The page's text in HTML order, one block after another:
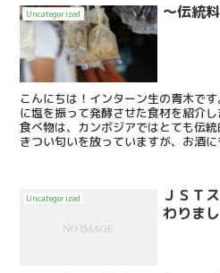
Uncategorized ～伝統
こんにちは！インターン生の青木で
に塩を振って発酵させた食材を紹介
食べ物は、カンボジアではとても伝
きつい匂いを放っていますが、お酒
Uncategorized
ＪＳＴ
わりまし